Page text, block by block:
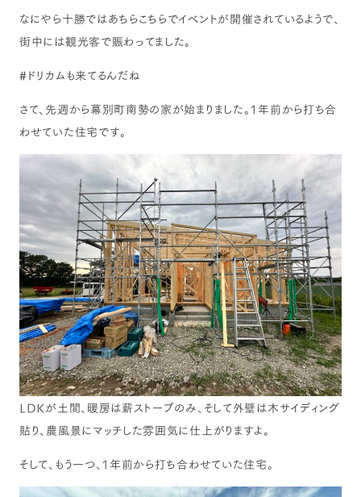
なにやら十勝ではあちらこちらでイベントが開催されているようで、
街中には観光客で賑わってました。
#ドリカムも来てるんだね
さて、先週から幕別町南勢の家が始まりました。1年前から打ち合
わせていた住宅です。
LDKが土間、暖房は薪ストーブのみ、そして外壁は木サイディング
貼り、農風景にマッチした雰囲気に仕上がりますよ。
そして、もう一つ、1年前から打ち合わせていた住宅。